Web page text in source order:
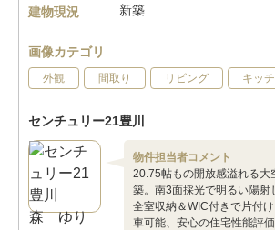
建物現況
新築
画像カテゴリ
外観 間取り リビング キッ
センチュリー21豊川
物件担当者コメント
20.75帖もの開放感溢れる大
築。南3面採光で明るい陽射
全室収納＆WIC付きで片付
車可能、安心の住宅性能評